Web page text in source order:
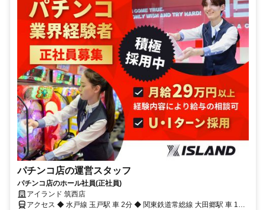
パチンコ店の運営スタッフ
パチンコ店のホール社員(正社員)
アイランド 筑西店
アクセス ◆ 水戸線 玉戸駅 車 2分 ◆ 関東鉄道常総線 大田郷駅 車 12